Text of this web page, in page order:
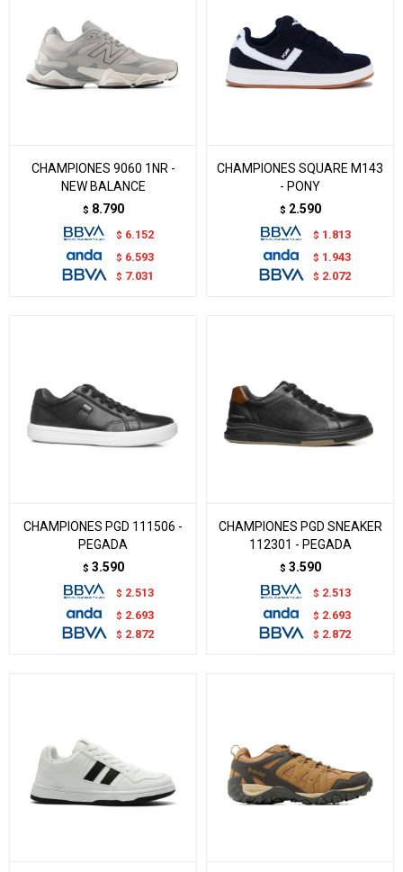
CHAMPIONES 9060 1NR -
NEW BALANCE
$ 8.790
$ 6.152
$ 6.593
$ 7.031
CHAMPIONES SQUARE M143
- PONY
$ 2.590
$ 1.813
$ 1.943
$ 2.072
CHAMPIONES PGD 111506 -
PEGADA
$ 3.590
$ 2.513
$ 2.693
$ 2.872
CHAMPIONES PGD SNEAKER
112301 - PEGADA
$ 3.590
$ 2.513
$ 2.693
$ 2.872